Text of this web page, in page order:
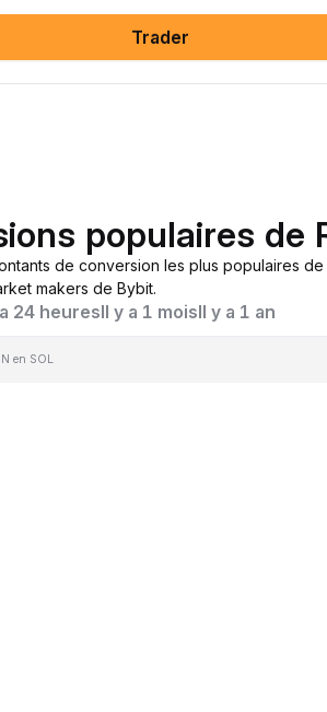
Trader
populaires de
de conversion les plus populaires
makers de Bybit.
24 heuresIl y a 1 moisIl y a 1 an
en SOL